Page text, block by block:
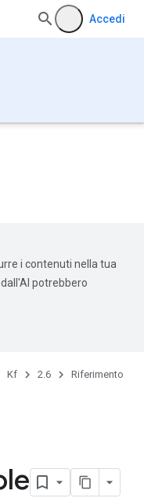
Accedi
i contenuti nella tua
potrebbero
Kf 2.6 Riferimento